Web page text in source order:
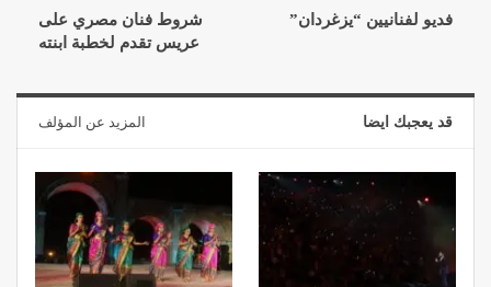
فديو لفنانيين “يزغردان”
شروط فنان مصري على
عريس تقدم لخطبة ابنته
قد يعجبك ايضا المزيد عن المؤلف